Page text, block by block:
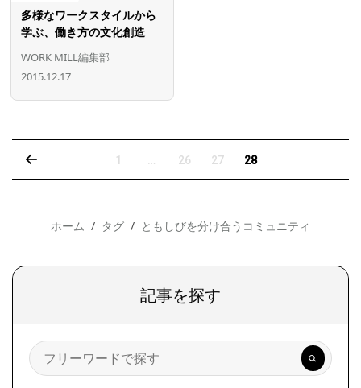
多様なワークスタイルから
学ぶ、働き方の文化創造
WORK MILL編集部
2015.12.17
1 26 27 28
ホーム タグ ともしびを分け合うコミュニティ
記事を探す
検
索